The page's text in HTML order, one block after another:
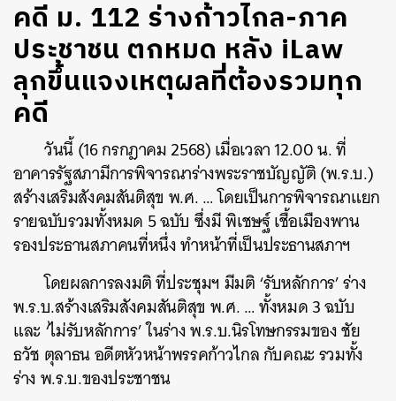
คดี ม. 112 ร่างก้าวไกล-ภาค
ประชาชน ตกหมด หลัง iLaw
ลุกขึ้นแจงเหตุผลที่ต้องรวมทุก
คดี
วันนี้ (16 กรกฎาคม 2568) เมื่อเวลา 12.00 น. ที่
อาคารรัฐสภามีการพิจารณาร่างพระราชบัญญัติ (พ.ร.บ.)
สร้างเสริมสังคมสันติสุข พ.ศ. … โดยเป็นการพิจารณาแยก
รายฉบับรวมทั้งหมด 5 ฉบับ ซึ่งมี พิเชษฐ์ เชื้อเมืองพาน
รองประธานสภาคนที่หนึ่ง ทำหน้าที่เป็นประธานสภาฯ
โดยผลการลงมติ ที่ประชุมฯ มีมติ ‘รับหลักการ’ ร่าง
พ.ร.บ.สร้างเสริมสังคมสันติสุข พ.ศ. … ทั้งหมด 3 ฉบับ
และ ‘ไม่รับหลักการ’ ในร่าง พ.ร.บ.นิรโทษกรรมของ ชัย
ธวัช ตุลาธน อดีตหัวหน้าพรรคก้าวไกล กับคณะ รวมทั้ง
ร่าง พ.ร.บ.ของประชาชน